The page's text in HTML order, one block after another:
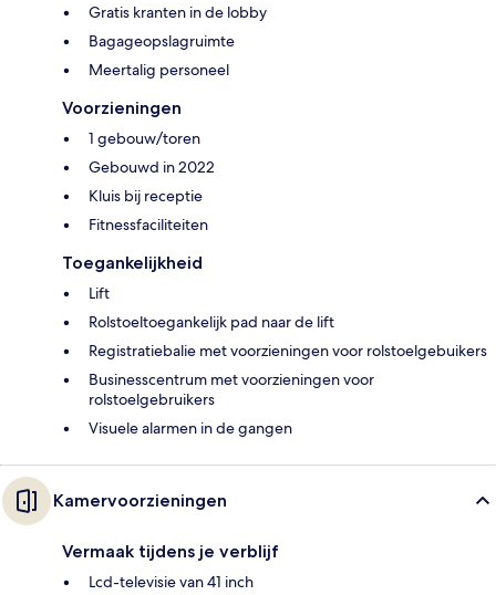
Gratis kranten in de lobby
Bagageopslagruimte
Meertalig personeel
Voorzieningen
1 gebouw/toren
Gebouwd in 2022
Kluis bij receptie
Fitnessfaciliteiten
Toegankelijkheid
Lift
Rolstoeltoegankelijk pad naar de lift
Registratiebalie met voorzieningen voor rolstoelgebuikers
Businesscentrum met voorzieningen voor
rolstoelgebruikers
Visuele alarmen in de gangen
Kamervoorzieningen
Vermaak tijdens je verblijf
Lcd-televisie van 41 inch